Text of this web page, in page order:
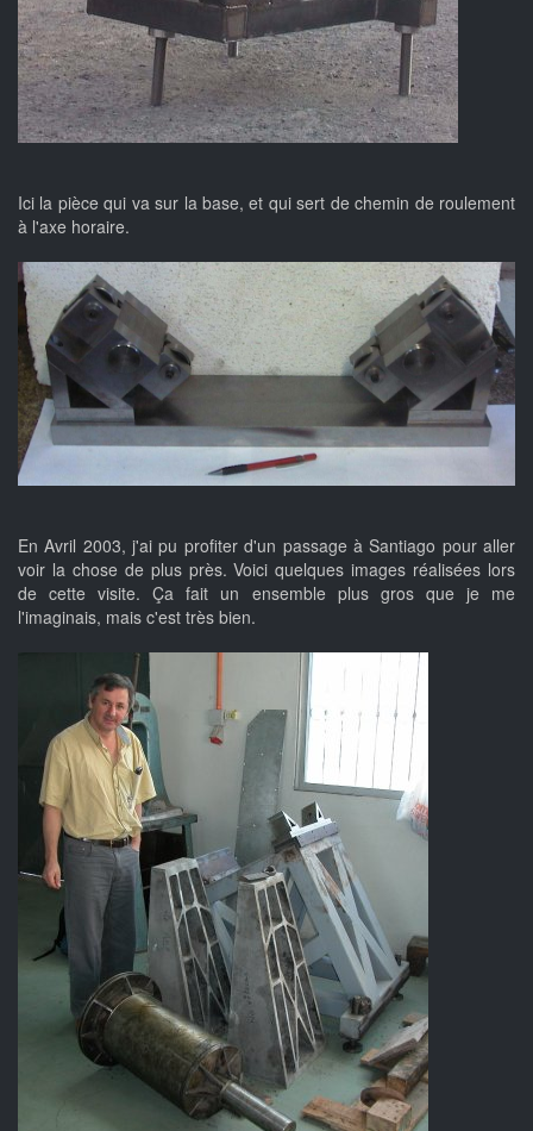
Ici la pièce qui va sur la base, et qui sert de chemin de roulement
à l'axe horaire.
En Avril 2003, j'ai pu profiter d'un passage à Santiago pour aller
voir la chose de plus près. Voici quelques images réalisées lors
de cette visite. Ça fait un ensemble plus gros que je me
l'imaginais, mais c'est très bien.